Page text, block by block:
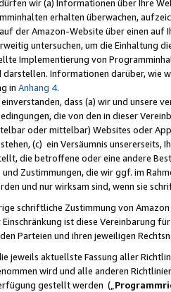
wir (a) Informationen über Ihre
erhalten überwachen,
der Amazon-Website über einen
untersuchen, um die Einhaltung
Implementierung von
Informationen darüber, wie
in Anhang 4.
dass (a) wir und
die von den in dieser
oder mittelbar) Websites oder
(c) ein Versäumnis unsererseits,
die betroffene oder eine andere
Zustimmungen, die wir ggf. im
und nur wirksam sind, wenn sie
schriftliche Zustimmung von
ist diese Vereinbarung
Parteien und ihren jeweiligen
jeweils aktuellste Fassung aller
wird und alle anderen
gestellt werden („